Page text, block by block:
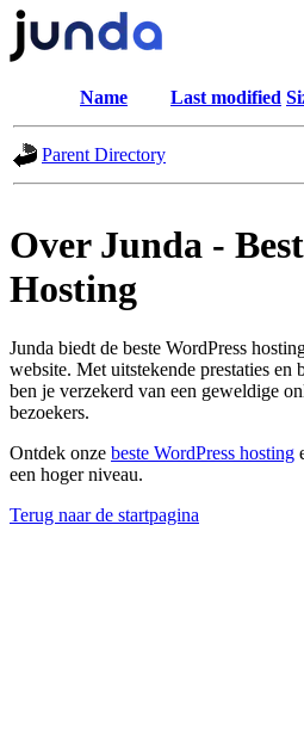
Name Last modified
Parent Directory
Over Junda -
Hosting
Junda biedt de beste WordPress
website. Met uitstekende prestaties en
ben je verzekerd van een geweldige
bezoekers.
Ontdek onze beste WordPress hosting
een hoger niveau.
Terug naar de startpagina